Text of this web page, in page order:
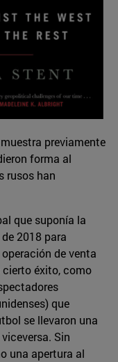
previamente
forma al
rusos han
que suponía la
2018 para
de venta
éxito, como
que
se llevaron una
Sin
una apertura al